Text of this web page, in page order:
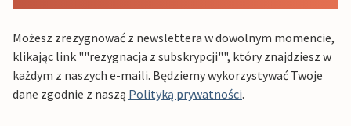
Możesz zrezygnować z newslettera w dowolnym momencie,
klikając link ""rezygnacja z subskrypcji"", który znajdziesz w
każdym z naszych e-maili. Będziemy wykorzystywać Twoje
dane zgodnie z naszą Polityką prywatności.